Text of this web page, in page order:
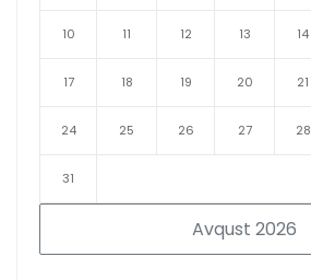
Avqust 2026
10 11 12 13 14
17 18 19 20 21
24 25 26 27 28
31